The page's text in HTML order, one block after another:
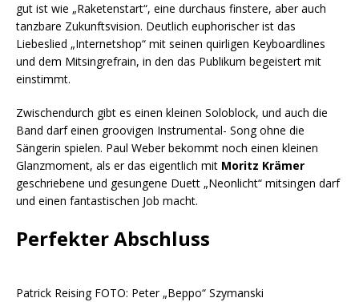
gut ist wie „Raketenstart“, eine durchaus finstere, aber auch
tanzbare Zukunftsvision. Deutlich euphorischer ist das
Liebeslied „Internetshop“ mit seinen quirligen Keyboardlines
und dem Mitsingrefrain, in den das Publikum begeistert mit
einstimmt.
Zwischendurch gibt es einen kleinen Soloblock, und auch die
Band darf einen groovigen Instrumental- Song ohne die
Sängerin spielen. Paul Weber bekommt noch einen kleinen
Glanzmoment, als er das eigentlich mit Moritz Krämer
geschriebene und gesungene Duett „Neonlicht“ mitsingen darf
und einen fantastischen Job macht.
Perfekter Abschluss
Patrick Reising FOTO: Peter „Beppo“ Szymanski